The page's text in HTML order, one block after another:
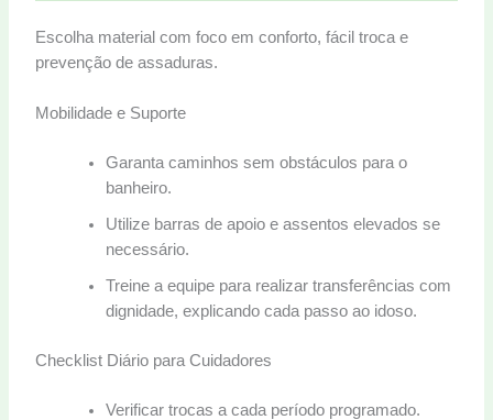
Escolha material com foco em conforto, fácil troca e
prevenção de assaduras.
Mobilidade e Suporte
Garanta caminhos sem obstáculos para o
banheiro.
Utilize barras de apoio e assentos elevados se
necessário.
Treine a equipe para realizar transferências com
dignidade, explicando cada passo ao idoso.
Checklist Diário para Cuidadores
Verificar trocas a cada período programado.